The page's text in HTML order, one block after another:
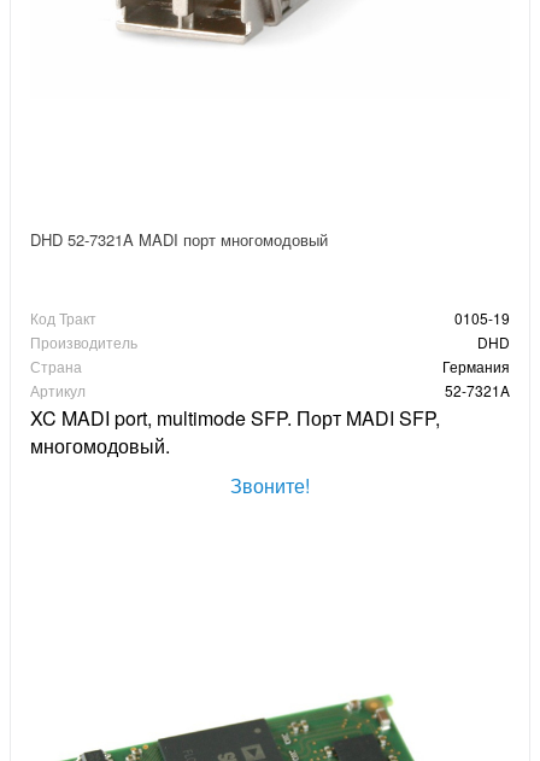
DHD 52-7321A MADI порт многомодовый
Код Тракт
0105-19
Производитель
DHD
Страна
Германия
Артикул
52-7321A
XC MADI port, multimode SFP. Порт MADI SFP,
многомодовый.
Звоните!